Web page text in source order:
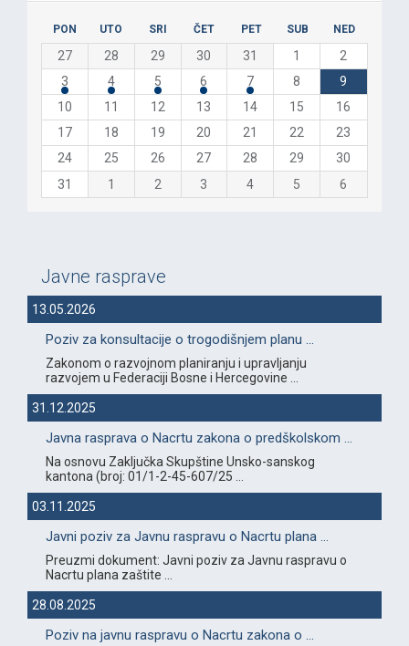
PON UTO SRI ČET PET SUB NED
27 28 29 30 31 1
2
3
4 5 6 7 8
9
10
11 12 13 14 15
16
17
18 19 20 21 22
23
24
25 26 27 28 29
30
31
1 2 3 4 5 6
Javne rasprave
13.05.2026
Poziv za konsultacije o trogodišnjem planu ...
Zakonom o razvojnom planiranju i upravljanju
razvojem u Federaciji Bosne i Hercegovine ...
31.12.2025
Javna rasprava o Nacrtu zakona o predškolskom ...
Na osnovu Zaključka Skupštine Unsko-sanskog
kantona (broj: 01/1-2-45-607/25 ...
03.11.2025
Javni poziv za Javnu raspravu o Nacrtu plana ...
Preuzmi dokument: Javni poziv za Javnu raspravu o
Nacrtu plana zaštite ...
28.08.2025
Poziv na javnu raspravu o Nacrtu zakona o ...